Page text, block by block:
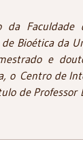
Bioética da
e
o Centro de
de Professor